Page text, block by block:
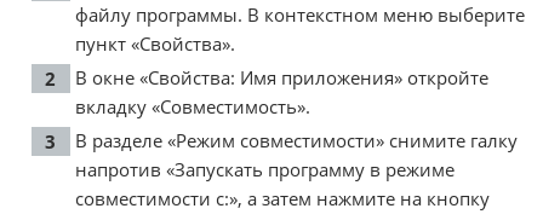
файлу программы. В контекстном меню выберите
пункт «Свойства».
В окне «Свойства: Имя приложения» откройте
вкладку «Совместимость».
В разделе «Режим совместимости» снимите галку
напротив «Запускать программу в режиме
совместимости с:», а затем нажмите на кнопку